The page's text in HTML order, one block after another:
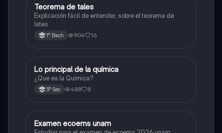
Matemáticas
Teorema de tales
Explicación fácil de entender, sobre el teorema de
lates
1º Bach 904 16
Química
Lo principal de la química
¿Que es la Química?
3º Sec 488 8
Español
Examen ecoems unam